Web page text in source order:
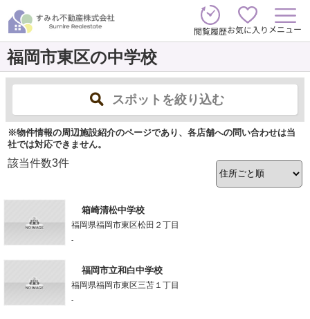
閲覧履歴お気に入り メニュー
福岡市東区の中学校
スポットを絞り込む
※物件情報の周辺施設紹介のページであり、各店舗への問い合わせは当
社では対応できません。
該当件数3件
箱崎清松中学校
福岡県福岡市東区松田２丁目
-
福岡市立和白中学校
福岡県福岡市東区三苫１丁目
-